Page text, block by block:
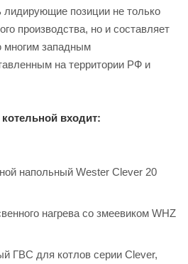
лидирующие позиции не только
производства, но и составляет
многим западным
на территории РФ и
входит:
напольный Wester Clever 20
нагрева со змеевиком WHZ
ГВС для котлов серии Clever,